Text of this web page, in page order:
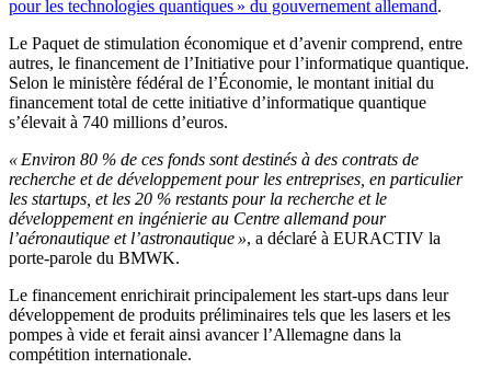
pour les technologies quantiques » du gouvernement allemand.
Le Paquet de stimulation économique et d’avenir comprend, entre
autres, le financement de l’Initiative pour l’informatique quantique.
Selon le ministère fédéral de l’Économie, le montant initial du
financement total de cette initiative d’informatique quantique
s’élevait à 740 millions d’euros.
« Environ 80 % de ces fonds sont destinés à des contrats de
recherche et de développement pour les entreprises, en particulier
les startups, et les 20 % restants pour la recherche et le
développement en ingénierie au Centre allemand pour
l’aéronautique et l’astronautique », a déclaré à EURACTIV la
porte-parole du BMWK.
Le financement enrichirait principalement les start-ups dans leur
développement de produits préliminaires tels que les lasers et les
pompes à vide et ferait ainsi avancer l’Allemagne dans la
compétition internationale.